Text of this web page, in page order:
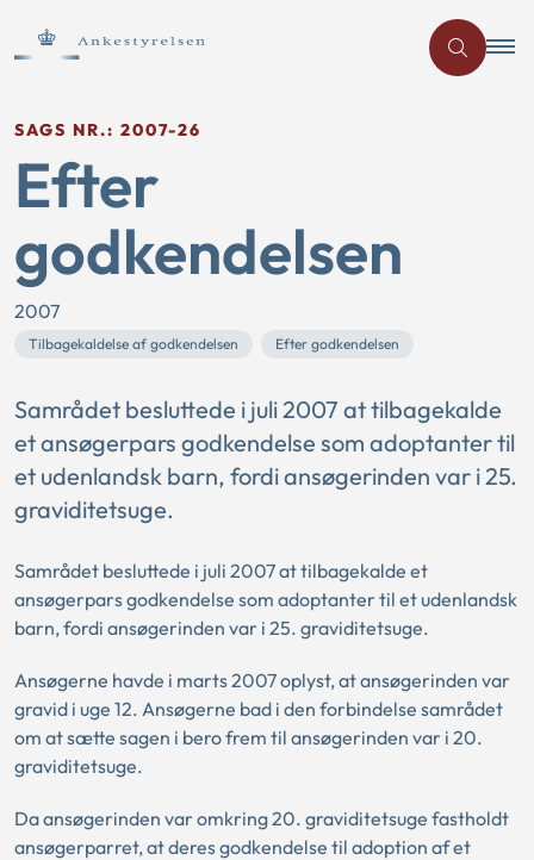
SAGS NR.: 2007-26
Efter
godkendelsen
2007
Tilbagekaldelse af godkendelsen Efter godkendelsen
Samrådet besluttede i juli 2007 at tilbagekalde
et ansøgerpars godkendelse som adoptanter til
et udenlandsk barn, fordi ansøgerinden var i 25.
graviditetsuge.
Samrådet besluttede i juli 2007 at tilbagekalde et
ansøgerpars godkendelse som adoptanter til et udenlandsk
barn, fordi ansøgerinden var i 25. graviditetsuge.
Ansøgerne havde i marts 2007 oplyst, at ansøgerinden var
gravid i uge 12. Ansøgerne bad i den forbindelse samrådet
om at sætte sagen i bero frem til ansøgerinden var i 20.
graviditetsuge.
Da ansøgerinden var omkring 20. graviditetsuge fastholdt
ansøgerparret, at deres godkendelse til adoption af et